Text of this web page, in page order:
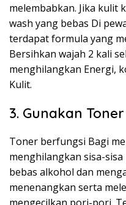
melembabkan. Jika kulit
wash yang bebas Di
terdapat formula yang
Bersihkan wajah 2 kali
menghilangkan Energi,
Kulit.
3. Gunakan Toner
Toner berfungsi Bagi
menghilangkan sisa-
bebas alkohol dan
menenangkan serta